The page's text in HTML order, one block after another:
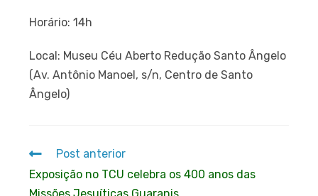
Horário: 14h
Local: Museu Céu Aberto Redução Santo Ângelo
(Av. Antônio Manoel, s/n, Centro de Santo
Ângelo)
Post anterior
Exposição no TCU celebra os 400 anos das
Missões Jesuíticas Guaranis